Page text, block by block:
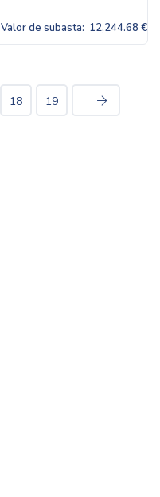
Valor de subasta: 12,244.68 €
18 19